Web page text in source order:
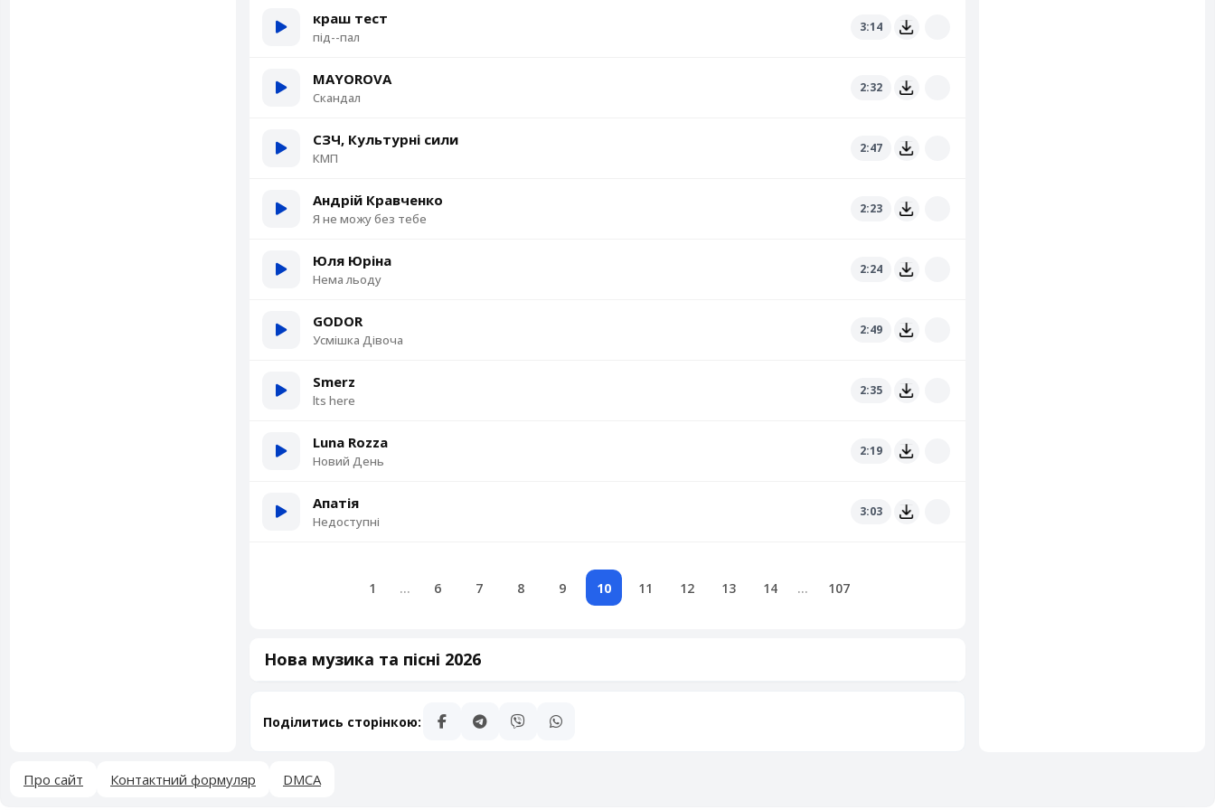
краш тест
під--пал
3:14
MAYOROVA
Скандал
2:32
СЗЧ, Культурні сили
КМП
2:47
Андрій Кравченко
Я не можу без тебе
2:23
Юля Юріна
Нема льоду
2:24
GODOR
Усмішка Дівоча
2:49
Smerz
lts here
2:35
Luna Rozza
Новий День
2:19
Апатія
Недоступні
3:03
1 ... 6 7 8 9 10 11 12 13 14 ... 107
Нова музика та пісні 2026
Поділитись сторінкою:
Про сайт Контактний формуляр DMCA